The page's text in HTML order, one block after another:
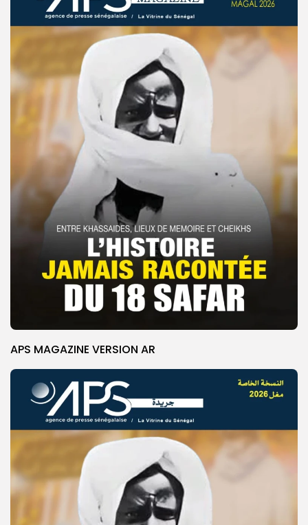
APS MAGAZINE VERSION AR